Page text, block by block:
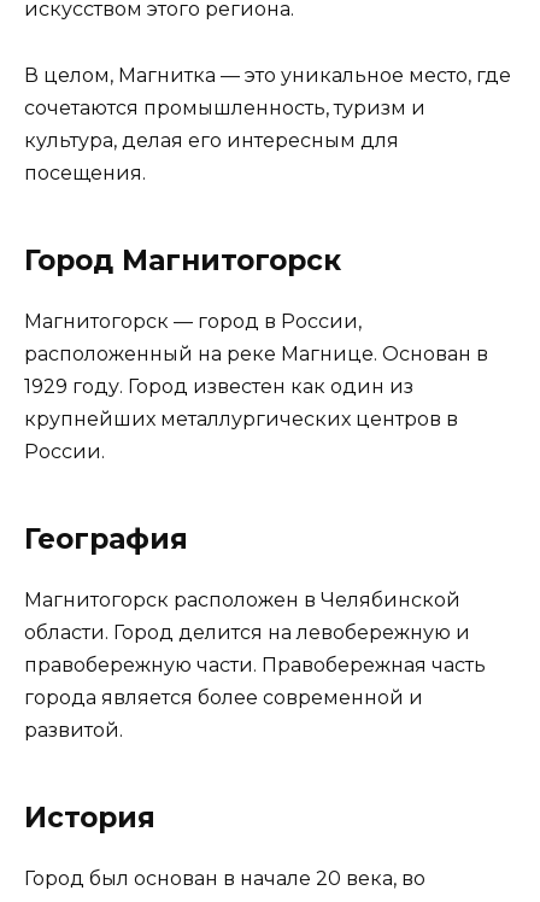
искусством этого региона.
В целом, Магнитка — это уникальное место, где
сочетаются промышленность, туризм и
культура, делая его интересным для
посещения.
Город Магнитогорск
Магнитогорск — город в России,
расположенный на реке Магнице. Основан в
1929 году. Город известен как один из
крупнейших металлургических центров в
России.
География
Магнитогорск расположен в Челябинской
области. Город делится на левобережную и
правобережную части. Правобережная часть
города является более современной и
развитой.
История
Город был основан в начале 20 века, во